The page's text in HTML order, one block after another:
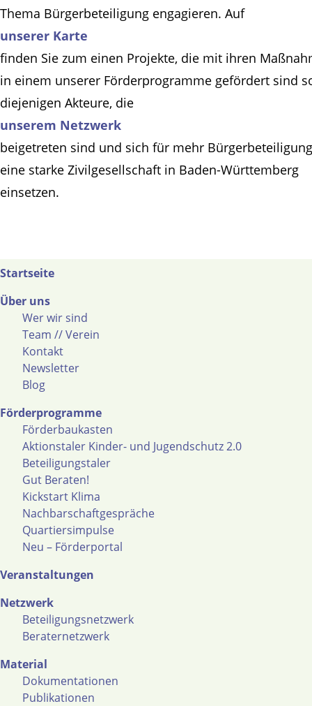
Thema Bürgerbeteiligung engagieren. Auf
unserer Karte
finden Sie zum einen Projekte, die mit ihren
in einem unserer Förderprogramme gefördert sind
diejenigen Akteure, die
unserem Netzwerk
beigetreten sind und sich für mehr
eine starke Zivilgesellschaft in Baden-Württemberg
einsetzen.
Startseite
Über uns
Wer wir sind
Team // Verein
Kontakt
Newsletter
Blog
Förderprogramme
Förderbaukasten
Aktionstaler Kinder- und Jugendschutz 2.0
Beteiligungstaler
Gut Beraten!
Kickstart Klima
Nachbarschaftgespräche
Quartiersimpulse
Neu – Förderportal
Veranstaltungen
Netzwerk
Beteiligungsnetzwerk
Beraternetzwerk
Material
Dokumentationen
Publikationen